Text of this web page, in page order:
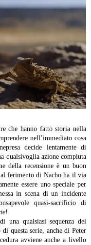
che hanno fatto storia nella
nell’immediato cosa
decide lentamente di
qualsivoglia azione compiuta
della recensione è un buon
al ferimento di Nacho ha il via
essere uno speciale per
in scena di un incidente
quasi-sacrificio di
.
di una qualsiasi sequenza del
questa serie, anche di Peter
avviene anche a livello